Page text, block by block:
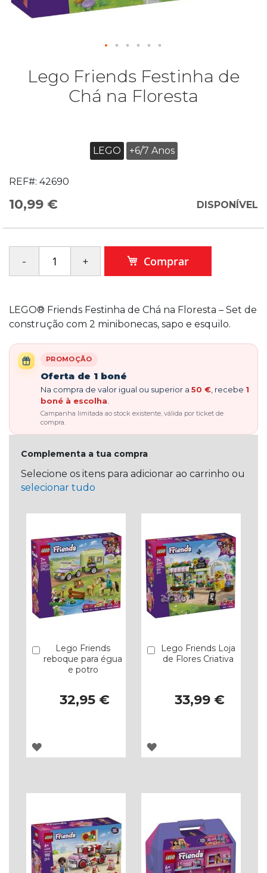
Lego Friends Festinha de
Chá na Floresta
LEGO +6/7 Anos
REF#: 42690
10,99 € DISPONÍVEL
Comprar
LEGO® Friends Festinha de Chá na Floresta – Set de
construção com 2 minibonecas, sapo e esquilo.
PROMOÇÃO
Oferta de 1 boné
Na compra de valor igual ou superior a 50 € , recebe 1
boné à escolha
Campanha limitada ao stock existente, válida por ticket de
compra.
Complementa a tua compra
Selecione os itens para adicionar ao carrinho ou
selecionar tudo
Lego Friends
reboque para égua
e potro
32,95 €
Comprar
ADICIONAR
DESEJOS
Lego Friends Loja
de Flores Criativa
33,99 €
Comprar
ADICIONAR
DESEJOS